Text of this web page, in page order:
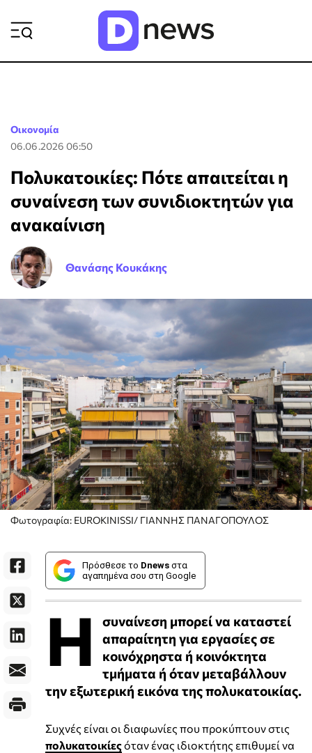
Οικονομία
06.06.2026 06:50
Πολυκατοικίες: Πότε απαιτείται η
συναίνεση των συνιδιοκτητών για
ανακαίνιση
Θανάσης Κουκάκης
Φωτογραφία: EUROKINISSI/ ΓΙΑΝΝΗΣ ΠΑΝΑΓΟΠΟΥΛΟΣ
Πρόσθεσε το Dnews στα
αγαπημένα σου στη Google
Η
συναίνεση μπορεί να καταστεί
απαραίτητη για εργασίες σε
κοινόχρηστα ή κοινόκτητα
τμήματα ή όταν μεταβάλλουν
την εξωτερική εικόνα της πολυκατοικίας.
Συχνές είναι οι διαφωνίες που προκύπτουν στις
πολυκατοικίεςόταν ένας ιδιοκτήτης επιθυμεί να